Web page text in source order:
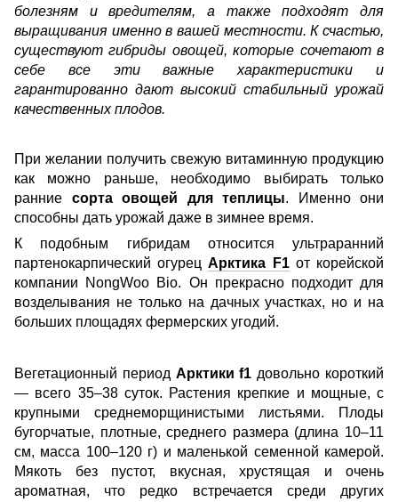
болезням и вредителям, а также подходят для
выращивания именно в вашей местности. К счастью,
существуют гибриды овощей, которые сочетают в
себе все эти важные характеристики и
гарантированно дают высокий стабильный урожай
качественных плодов.
При желании получить свежую витаминную продукцию
как можно раньше, необходимо выбирать только
ранние сорта овощей для теплицы. Именно они
способны дать урожай даже в зимнее время.
К подобным гибридам относится ультраранний
партенокарпический огурец Арктика F1от корейской
компании NongWoo Bio. Он прекрасно подходит для
возделывания не только на дачных участках, но и на
больших площадях фермерских угодий.
Вегетационный период Арктики f1 довольно короткий
— всего 35–38 суток. Растения крепкие и мощные, с
крупными среднеморщинистыми листьями. Плоды
бугорчатые, плотные, среднего размера (длина 10–11
см, масса 100–120 г) и маленькой семенной камерой.
Мякоть без пустот, вкусная, хрустящая и очень
ароматная, что редко встречается среди других